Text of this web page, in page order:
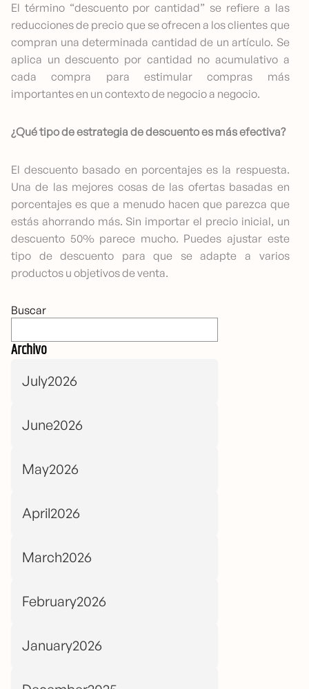
Buscar
Archivo
July2026
June2026
May2026
April2026
March2026
February2026
January2026
El término “descuento por cantidad” se refiere a las
reducciones de precio que se ofrecen a los clientes que
compran una determinada cantidad de un artículo. Se
aplica un descuento por cantidad no acumulativo a
cada compra para estimular compras más
importantes en un contexto de negocio a negocio.
¿Qué tipo de estrategia de descuento es más efectiva?
El descuento basado en porcentajes es la respuesta.
Una de las mejores cosas de las ofertas basadas en
porcentajes es que a menudo hacen que parezca que
estás ahorrando más. Sin importar el precio inicial, un
descuento 50% parece mucho. Puedes ajustar este
tipo de descuento para que se adapte a varios
productos u objetivos de venta.